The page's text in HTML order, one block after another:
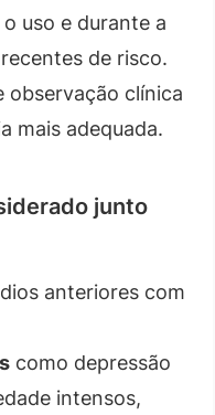
uso e durante a
de risco.
observação clínica
mais adequada.
junto
anteriores com
como depressão
intensos,